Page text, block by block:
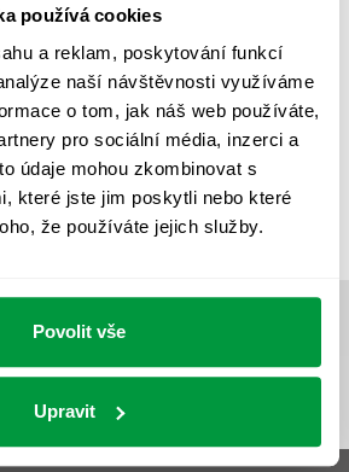
používá cookies
a reklam, poskytování funkcí
naší návštěvnosti využíváme
o tom, jak náš web používáte,
pro sociální média, inzerci a
údaje mohou zkombinovat s
které jste jim poskytli nebo které
že používáte jejich služby.
Povolit vše
Upravit
VÝPOČET ZASTÍNĚNÍ
OSVĚTLENÍ